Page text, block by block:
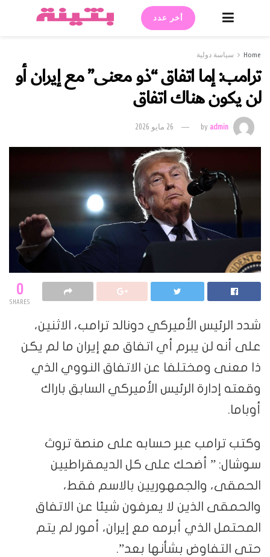
أخر عدد
Home سياسة دولية
ترامب: إما اتفاق “ذو معنى” مع إيران أو
لن يكون هناك اتفاق
byadmin 26 مايو 2026
0
SHARES
شدد الرئيس الأميركي دونالد ترامب، الاثنين،
على أنه لن يبرم أي اتفاق مع إيران ما لم يكن
ذا معنى ومختلفا عن الاتفاق النووي الذي
وقعته إدارة الرئيس الأميركي السابق باراك
أوباما.
وكتب ترامب عبر حسابه على منصة تروث
سوشال: ” أضحك على كل الديمقراطيين
الحمقى، والجمهوريين بالاسم فقط،
والحمقى الذين لا يعرفون شيئا عن الاتفاق
المحتمل الذي أبرمه مع إيران، أمور لم يتم
حتى التفاوض بشأنها بعد”.